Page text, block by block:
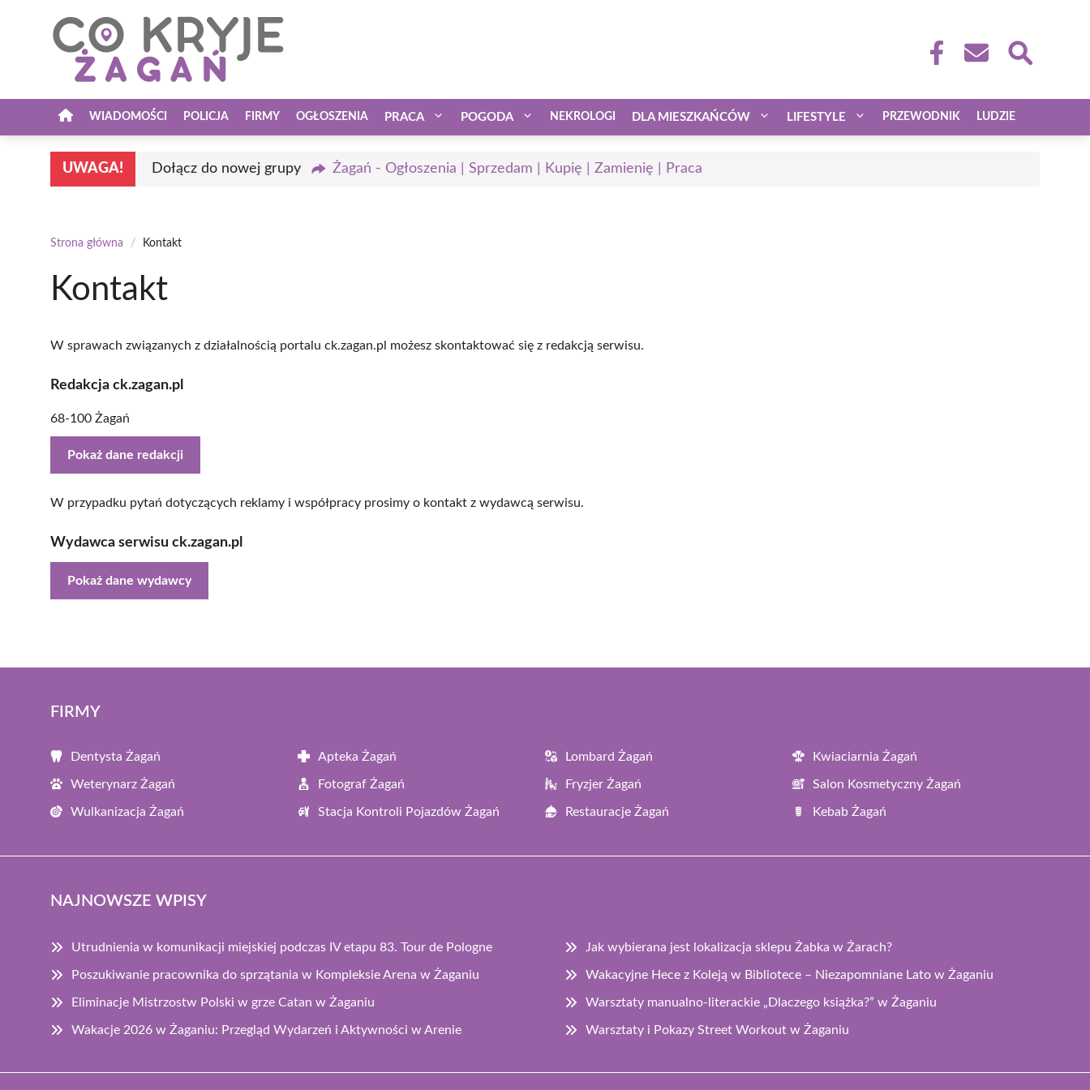
WIADOMOŚCI POLICJA FIRMY OGŁOSZENIA PRACA POGODA NEKROLOGI DLA MIESZKAŃCÓW LIFESTYLE PRZEWODNIK LUDZIE
UWAGA! Dołącz do nowej grupy Żagań - Ogłoszenia | Sprzedam | Kupię | Zamienię | Praca
Strona główna / Kontakt
Kontakt
W sprawach związanych z działalnością portalu ck.zagan.pl możesz skontaktować się z redakcją serwisu.
Redakcja ck.zagan.pl
68-100 Żagań
Pokaż dane redakcji
W przypadku pytań dotyczących reklamy i współpracy prosimy o kontakt z wydawcą serwisu.
Wydawca serwisu ck.zagan.pl
Pokaż dane wydawcy
FIRMY
Dentysta Żagań Apteka Żagań Lombard Żagań Kwiaciarnia Żagań
Weterynarz Żagań Fotograf Żagań Fryzjer Żagań Salon Kosmetyczny Żagań
Wulkanizacja Żagań Stacja Kontroli Pojazdów Żagań Restauracje Żagań Kebab Żagań
NAJNOWSZE WPISY
Utrudnienia w komunikacji miejskiej podczas IV etapu 83. Tour de Pologne Jak wybierana jest lokalizacja sklepu Żabka w Żarach?
Poszukiwanie pracownika do sprzątania w Kompleksie Arena w Żaganiu Wakacyjne Hece z Koleją w Bibliotece – Niezapomniane Lato w Żaganiu
Eliminacje Mistrzostw Polski w grze Catan w Żaganiu Warsztaty manualno-literackie „Dlaczego książka?” w Żaganiu
Wakacje 2026 w Żaganiu: Przegląd Wydarzeń i Aktywności w Arenie Warsztaty i Pokazy Street Workout w Żaganiu